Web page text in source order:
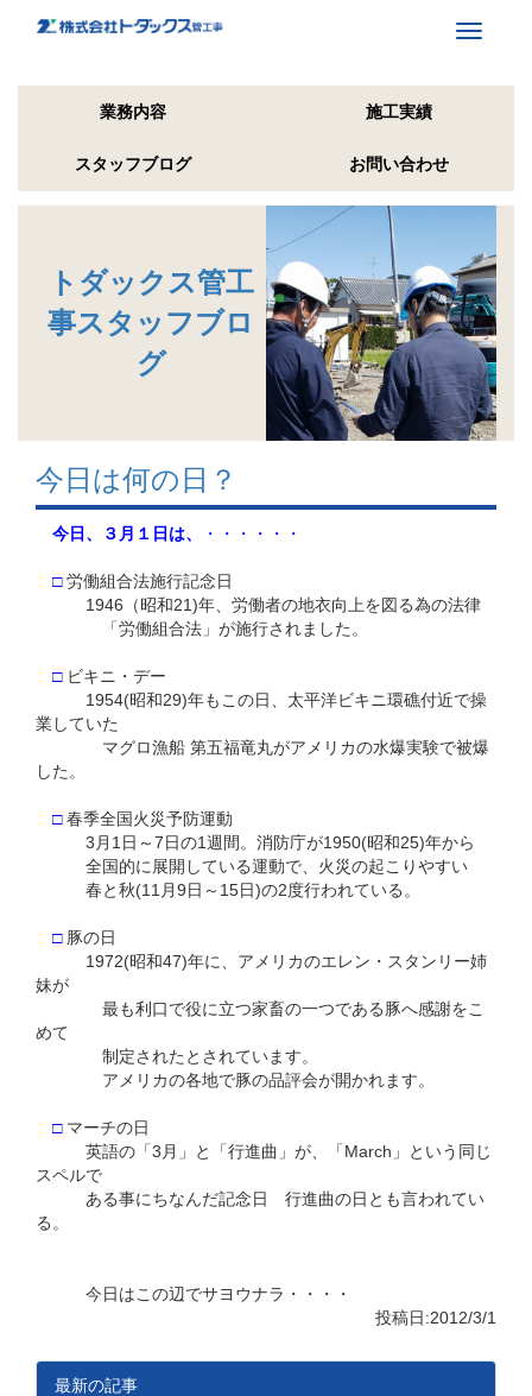
Toggle
業務内容 施工実績
スタッフブログ お問い合わせ
トダックス管工
事スタッフブロ
グ
今日は何の日？
今日、３月１日は、 ・・・・・・
□労働組合法施行記念日
1946（昭和21)年、労働者の地衣向上を図る為の法律
「労働組合法」が施行されました。
□ビキニ・デー
1954(昭和29)年もこの日、太平洋ビキニ環礁付近で操
業していた
マグロ漁船 第五福竜丸がアメリカの水爆実験で被爆
した。
□春季全国火災予防運動
3月1日～7日の1週間。消防庁が1950(昭和25)年から
全国的に展開している運動で、火災の起こりやすい
春と秋(11月9日～15日)の2度行われている。
□豚の日
1972(昭和47)年に、アメリカのエレン・スタンリー姉
妹が
最も利口で役に立つ家畜の一つである豚へ感謝をこ
めて
制定されたとされています。
アメリカの各地で豚の品評会が開かれます。
□マーチの日
英語の「3月」と「行進曲」が、「March」という同じ
スペルで
ある事にちなんだ記念日 行進曲の日とも言われてい
る。
今日はこの辺でサヨウナラ・・・・
投稿日:2012/3/1
最新の記事